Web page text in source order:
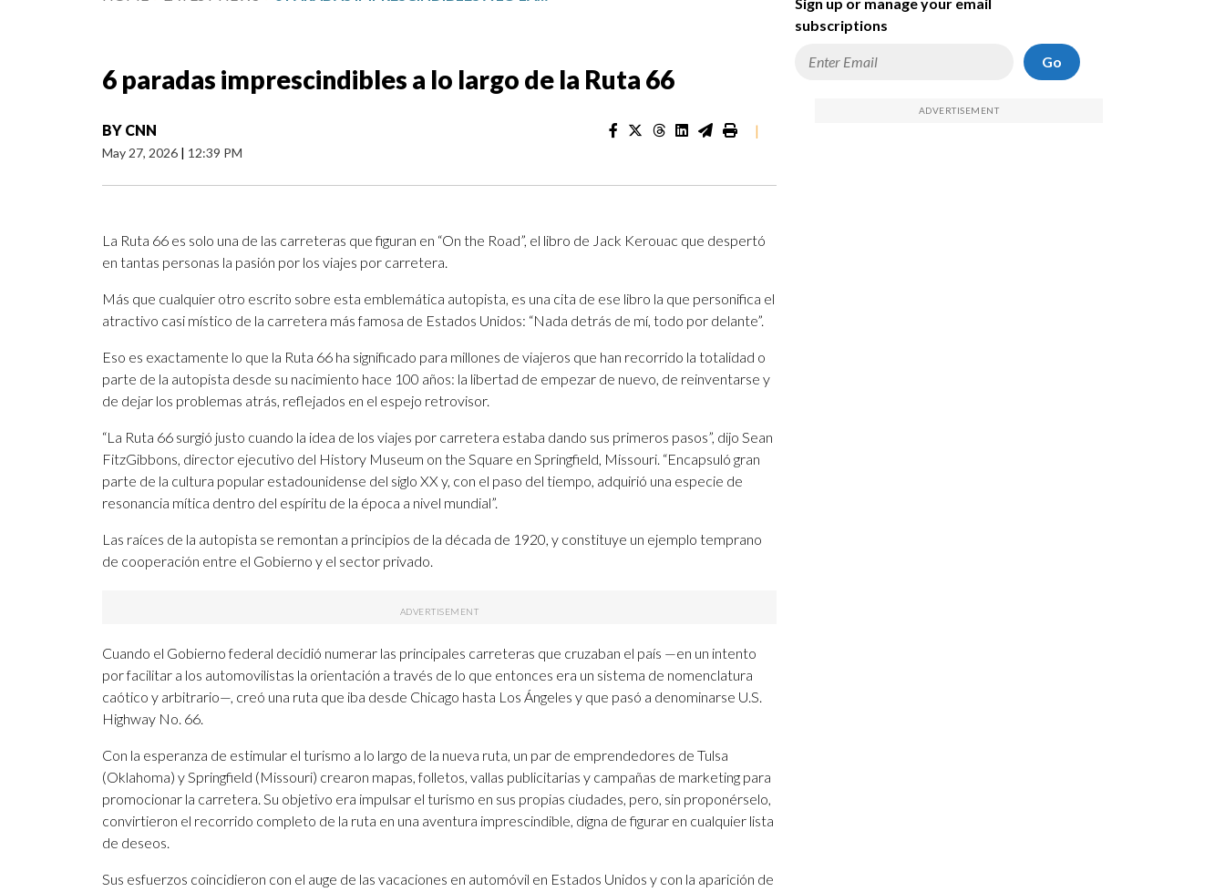
6 paradas imprescindibles a lo largo de la Ruta 66
BY CNN
May 27, 2026 | 12:39 PM
|
La Ruta 66 es solo una de las carreteras que figuran en “On the Road”, el libro de Jack Kerouac que despertó
en tantas personas la pasión por los viajes por carretera.
Más que cualquier otro escrito sobre esta emblemática autopista, es una cita de ese libro la que personifica el
atractivo casi místico de la carretera más famosa de Estados Unidos: “Nada detrás de mí, todo por delante”.
Eso es exactamente lo que la Ruta 66 ha significado para millones de viajeros que han recorrido la totalidad o
parte de la autopista desde su nacimiento hace 100 años: la libertad de empezar de nuevo, de reinventarse y
de dejar los problemas atrás, reflejados en el espejo retrovisor.
“La Ruta 66 surgió justo cuando la idea de los viajes por carretera estaba dando sus primeros pasos”, dijo Sean
FitzGibbons, director ejecutivo del History Museum on the Square en Springfield, Missouri. “Encapsuló gran
parte de la cultura popular estadounidense del siglo XX y, con el paso del tiempo, adquirió una especie de
resonancia mítica dentro del espíritu de la época a nivel mundial”.
Las raíces de la autopista se remontan a principios de la década de 1920, y constituye un ejemplo temprano
de cooperación entre el Gobierno y el sector privado.
Cuando el Gobierno federal decidió numerar las principales carreteras que cruzaban el país —en un intento
por facilitar a los automovilistas la orientación a través de lo que entonces era un sistema de nomenclatura
caótico y arbitrario—, creó una ruta que iba desde Chicago hasta Los Ángeles y que pasó a denominarse U.S.
Highway No. 66.
Con la esperanza de estimular el turismo a lo largo de la nueva ruta, un par de emprendedores de Tulsa
(Oklahoma) y Springfield (Missouri) crearon mapas, folletos, vallas publicitarias y campañas de marketing para
promocionar la carretera. Su objetivo era impulsar el turismo en sus propias ciudades, pero, sin proponérselo,
convirtieron el recorrido completo de la ruta en una aventura imprescindible, digna de figurar en cualquier lista
de deseos.
Sus esfuerzos coincidieron con el auge de las vacaciones en automóvil en Estados Unidos y con la aparición de
subscriptions
Go